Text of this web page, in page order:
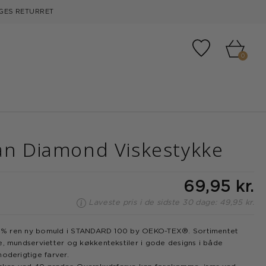
RETURRET
Tilføj til
0
Diamond Viskestykke
69,95 kr.
Laveste pris i de sidste 30 dage: 49,95 kr.
% ren ny bomuld i STANDARD 100 by OEKO-TEX®. Sortimentet
mundservietter og køkkentekstiler i gode designs i både
farver.